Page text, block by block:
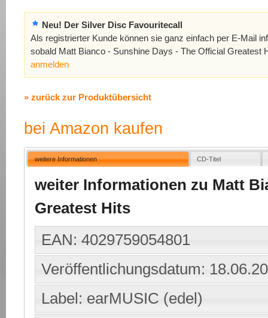
Neu! Der Silver Disc Favouritecall
Als registrierter Kunde können sie ganz einfach per E-Mail
sobald Matt Bianco - Sunshine Days - The Official Greatest
anmelden
» zurück zur Produktübersicht
bei Amazon kaufen
weitere Informationen CD-Titel
weiter Informationen zu Matt
Greatest Hits
EAN: 4029759054801
Veröffentlichungsdatum:
Label: earMUSIC (edel)